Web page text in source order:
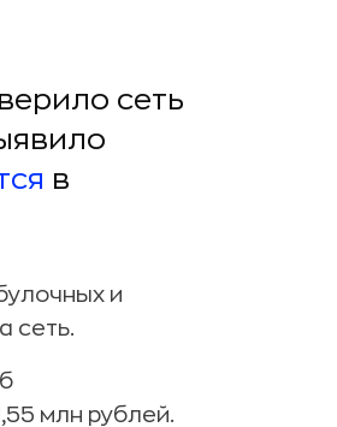
сеть
в
и
сеть.
млн рублей.